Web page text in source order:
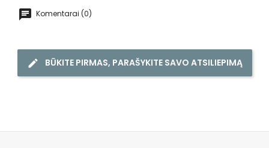
Komentarai (0)
BŪKITE PIRMAS, PARAŠYKITE SAVO ATSILIEPIMĄ